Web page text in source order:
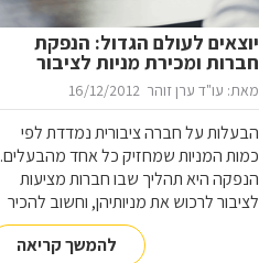
יוצאים לעולם הגדול: הנפקת
חברות ומכירת מניות לציבור
מאת: עו"ד ערן זוהר 16/12/2012
הבעלות על חברה ציבורית נמדדת לפי
כמות המניות שמחזיק כל אחד מהבעלים.
הנפקה היא תהליך שבו חברות מציעות
לציבור לרכוש את מניותיהן, וחשוב להכיר
את התקנות, החוקים והמגבלות הנוגעים
להמשך קריאה